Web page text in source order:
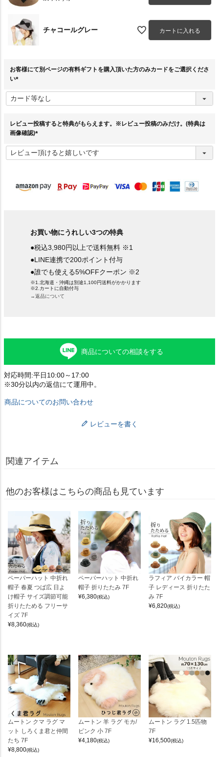
チャコールグレー カートに入れる
お客様にて別ページの有料ギフトを購入頂いた方のみカードをご選択くださ
い
必
須
レビュー投稿すると特典がもらえます。※レビュー投稿のみだけ。(特典は
画像確認)
必
須
お買い物にうれしい3つの特典
●税込3,980円以上で送料無料 ※1
●LINE連携で200ポイント付与
●誰でも使える5%OFFクーポン ※2
※1.北海道・沖縄は別途1,100円送料がかかります
※2.カートに自動付与
→返品について
商品についての相談をする
対応時間:平日10:00～17:00
※30分以内の返信にて運用中。
商品についてのお問い合わせ
レビューを書く
関連アイテム
他のお客様はこちらの商品も見ています
ペーパーハット 中折れ
帽子 春夏 つば広 日よ
け帽子 サイズ調節可能
折りたためる フリーサ
イズ 7F
¥8,360(税込)
ペーパーハット 中折れ
帽子 折りたたみ 7F
¥6,380(税込)
ラフィア バイカラー 帽
子 レディース 折りたた
み 7F
¥6,820(税込)
ムートン クマ ラグ マ
ット しろくま君と仲間
たち 7F
¥8,800(税込)
ムートン 羊 ラグ モカ/
ピンク 小 7F
¥4,180(税込)
ムートン ラグ 1.5匹物
7F
¥16,500(税込)